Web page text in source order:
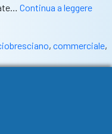
Continua a leggere
e
, commerciale,